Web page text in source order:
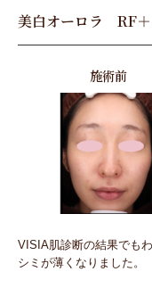
美白オーロラ RF＋
施術前
VISIA肌診断の結果でも
シミが薄くなりました。